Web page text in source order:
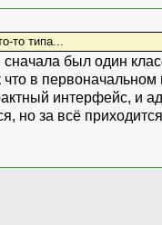
то типа...
был один
в
интерфейс, и
но за всё